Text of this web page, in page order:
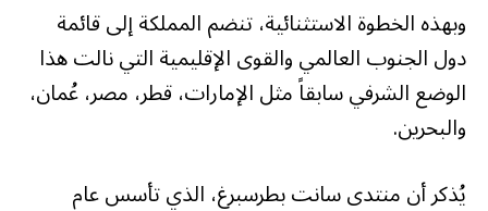
وبهذه الخطوة الاستثنائية، تنضم المملكة إلى قائمة
دول الجنوب العالمي والقوى الإقليمية التي نالت هذا
الوضع الشرفي سابقاً مثل الإمارات، قطر، مصر، عُمان،
والبحرين.
يُذكر أن منتدى سانت بطرسبرغ، الذي تأسس عام